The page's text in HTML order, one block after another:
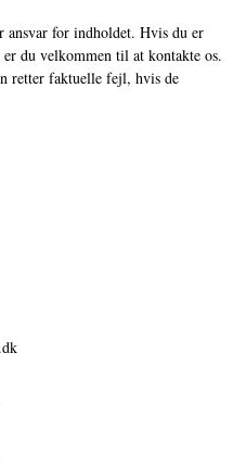
ansvar for indholdet. Hvis du er
du velkommen til at kontakte os.
retter faktuelle fejl, hvis de